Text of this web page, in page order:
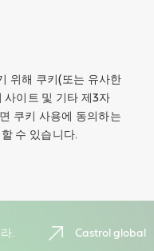
위해 쿠키(또는 유사한
사이트 및 기타 제3자
쿠키 사용에 동의하는
수 있습니다.
. Castrol global